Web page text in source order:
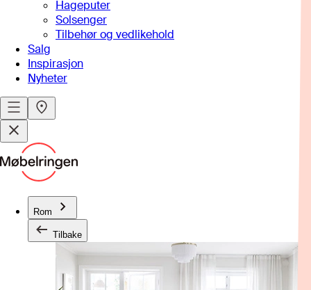
Hageputer
Solsenger
Tilbehør og vedlikehold
Salg
Inspirasjon
Nyheter
Rom
Tilbake